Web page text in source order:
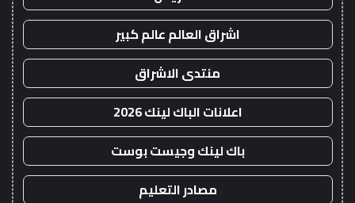
اشراق العالم عالم كبير
منتدى الاشراق
اعلانات الباك لينك 2026
باك لينك وجيست بوست
مصادر التعليم